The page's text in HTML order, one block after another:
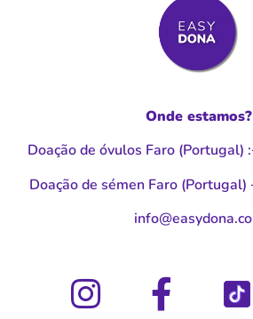
Onde estamos?
Doação de óvulos Faro (Portugal) :
Doação de sémen Faro (Portugal)